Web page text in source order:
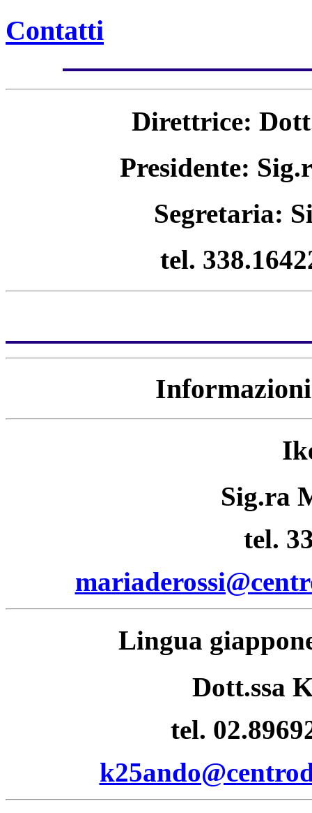
Contatti
Direttrice:
Presidente:
Segretaria:
tel.
Sig.ra
tel.
Lingua
Dott.ssa
tel.